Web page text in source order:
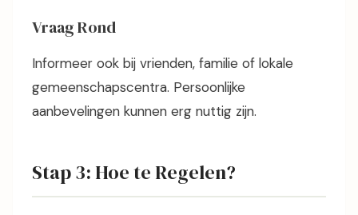
Vraag Rond
Informeer ook bij vrienden, familie of lokale
gemeenschapscentra. Persoonlijke
aanbevelingen kunnen erg nuttig zijn.
Stap 3: Hoe te Regelen?